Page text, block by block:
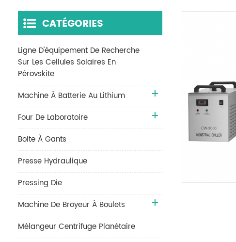
CATÉGORIES
Ligne D'équipement De Recherche
Sur Les Cellules Solaires En
Pérovskite
Machine À Batterie Au Lithium
Four De Laboratoire
Boite À Gants
Presse Hydraulique
Pressing Die
Machine De Broyeur À Boulets
Mélangeur Centrifuge Planétaire